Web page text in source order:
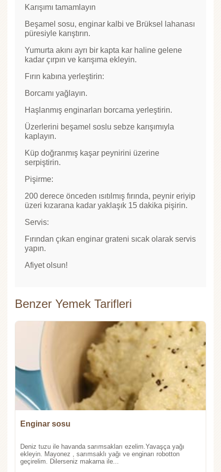
Karışımı tamamlayın
Beşamel sosu, enginar kalbi ve Brüksel lahanası
püresiyle karıştırın.
Yumurta akını ayrı bir kapta kar haline gelene
kadar çırpın ve karışıma ekleyin.
Fırın kabına yerleştirin:
Borcamı yağlayın.
Haşlanmış enginarları borcama yerleştirin.
Üzerlerini beşamel soslu sebze karışımıyla
kaplayın.
Küp doğranmış kaşar peynirini üzerine
serpiştirin.
Pişirme:
200 derece önceden ısıtılmış fırında, peynir eriyip
üzeri kızarana kadar yaklaşık 15 dakika pişirin.
Servis:
Fırından çıkan enginar grateni sıcak olarak servis
yapın.
Afiyet olsun!
Benzer Yemek Tarifleri
Enginar sosu
Deniz tuzu ile havanda sarımsakları ezelim.Yavaşça yağı
ekleyin. Mayonez , sarımsaklı yağı ve enginarı robotton
geçirelim. Dilerseniz makarna ile...